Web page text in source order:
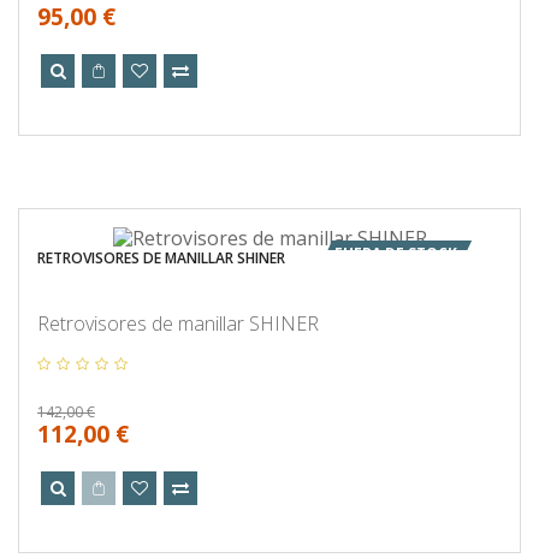
95,00 €
FUERA DE STOCK
RETROVISORES DE MANILLAR SHINER
Retrovisores de manillar SHINER
142,00 €
112,00 €